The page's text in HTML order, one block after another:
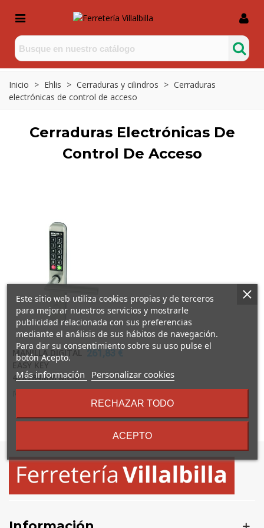
Inicio > Ehlis > Cerraduras y cilindros > Cerraduras
electrónicas de control de acceso
Cerraduras Electrónicas De
Control De Acceso
MANILLA DIGITAL
EASY KEY
42X284MM MCM
Este sitio web utiliza cookies propias y de terceros
para mejorar nuestros servicios y mostrarle
publicidad relacionada con sus preferencias
mediante el análisis de sus hábitos de navegación.
Para dar su consentimiento sobre su uso pulse el
botón Acepto.
Más información
sobre
términos
condiciones
Personalizar cookies
RECHAZAR TODO
ACEPTO